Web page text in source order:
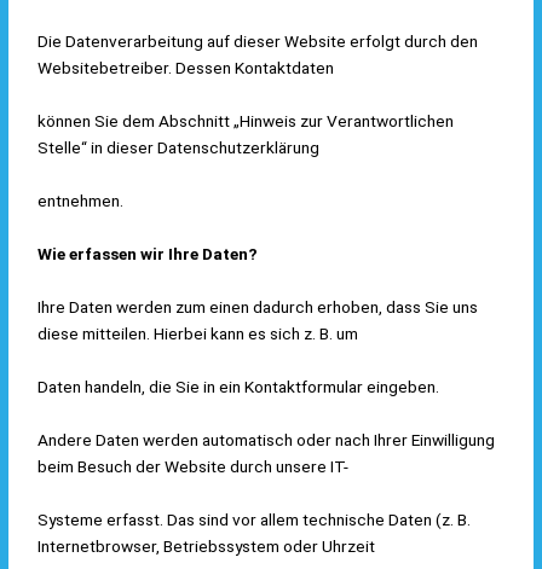
Die Datenverarbeitung auf dieser Website erfolgt durch den
Websitebetreiber. Dessen Kontaktdaten
können Sie dem Abschnitt „Hinweis zur Verantwortlichen
Stelle“ in dieser Datenschutzerklärung
entnehmen.
Wie erfassen wir Ihre Daten?
Ihre Daten werden zum einen dadurch erhoben, dass Sie uns
diese mitteilen. Hierbei kann es sich z. B. um
Daten handeln, die Sie in ein Kontaktformular eingeben.
Andere Daten werden automatisch oder nach Ihrer Einwilligung
beim Besuch der Website durch unsere IT-
Systeme erfasst. Das sind vor allem technische Daten (z. B.
Internetbrowser, Betriebssystem oder Uhrzeit